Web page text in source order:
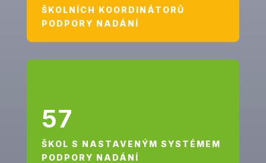
ŠKOLNÍCH KOORDINÁTORŮ
PODPORY NADÁNÍ
57
ŠKOL S NASTAVENÝM SYSTÉMEM
PODPORY NADÁNÍ